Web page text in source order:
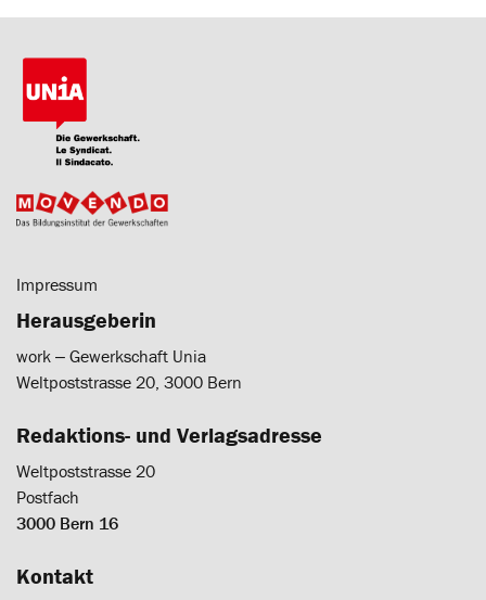
Impressum
Herausgeberin
work ‒ Gewerkschaft Unia
Weltpoststrasse 20, 3000 Bern
Redaktions- und Verlagsadresse
Weltpoststrasse 20
Postfach
3000 Bern 16
Kontakt